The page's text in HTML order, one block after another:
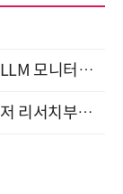
[올쇼TV] AI 시대의 옵저버빌리티: GPU·LLM 모니터링부터 AI 기반 장애 대응까지 (8/11 생방송)
그럴듯하지만 AI가 만든 티가 난다면? 유저 리서치부터 배포까지! (9/15)